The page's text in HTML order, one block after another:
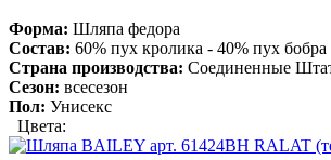
Форма: Шляпа федора
Состав: 60% пух кролика - 40% пух бобра
Страна производства: Соединенные
Сезон: всесезон
Пол: Унисекс
Цвета: